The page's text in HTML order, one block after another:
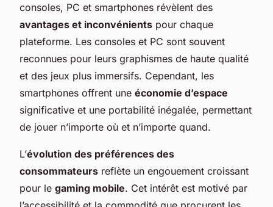
consoles, PC et smartphones révèlent des
avantages et inconvénients pour chaque
plateforme. Les consoles et PC sont souvent
reconnues pour leurs graphismes de haute qualité
et des jeux plus immersifs. Cependant, les
smartphones offrent une économie d’espace
significative et une portabilité inégalée, permettant
de jouer n’importe où et n’importe quand.
L’évolution des préférences des
consommateurs reflète un engouement croissant
pour le gaming mobile. Cet intérêt est motivé par